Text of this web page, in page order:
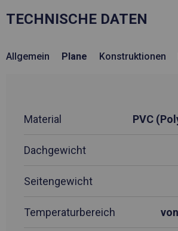
TECHNISCHE DATEN
Allgemein Plane Konstruktionen
Material PVC
Dachgewicht
Seitengewicht
Temperaturbereich